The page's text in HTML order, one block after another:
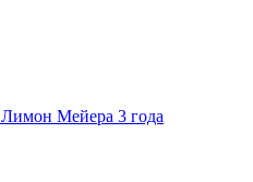
Лимон Мейера 3 года